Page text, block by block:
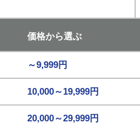
価格から選ぶ
～9,999円
10,000～19,999円
20,000～29,999円